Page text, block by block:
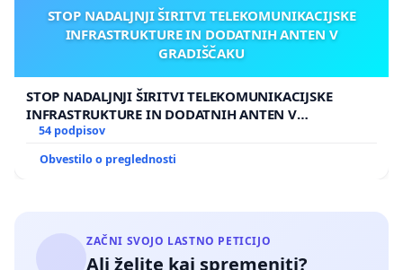
STOP NADALJNJI ŠIRITVI TELEKOMUNIKACIJSKE
INFRASTRUKTURE IN DODATNIH ANTEN V
GRADIŠČAKU
STOP NADALJNJI ŠIRITVI TELEKOMUNIKACIJSKE
INFRASTRUKTURE IN DODATNIH ANTEN V
GRADIŠČAKU
54 podpisov
Obvestilo o preglednosti
ZAČNI SVOJO LASTNO PETICIJO
Ali želite kaj spremeniti?